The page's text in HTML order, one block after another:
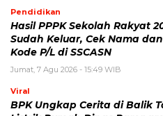
Listrik Rumah Dinas Parepare
Jumat, 7 Agu 2026 - 15:27 WIB
Viral
BPK Ungkap Temuan Perjadin
Jumat, 7 Agu 2026 - 15:20 WIB